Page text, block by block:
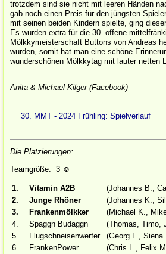
trotzdem sind sie nicht mit leeren Händen
gab noch einen Preis für den jüngsten
mit seinen beiden Kindern spielte, ging
Es wurden extra für die 30. offene
Mölkkymeisterschaft Buttons von Andreas
wurden, somit hat man eine schöne
wunderschönen Mölkkytag mit lauter netten
Anita & Michael Kilger (Facebook)
30. MMT - 2024 Frühling: Spielverlauf
Die Platzierungen:
Teamgröße: 3 ☺
1. Vitamin A2B
(Johannes B.,
2.
Junge Rhöner
(Johannes K.,
3.
Frankenmölkker
(Michael K.,
4.
Spaggn Budaggn
(Thomas, Timo,
5.
Flugschneisenwerfer
(Georg L., Siena
6.
FrankenPower
(Chris L., Felix